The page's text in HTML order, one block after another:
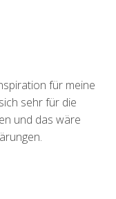
für meine
sehr für die
und das wäre